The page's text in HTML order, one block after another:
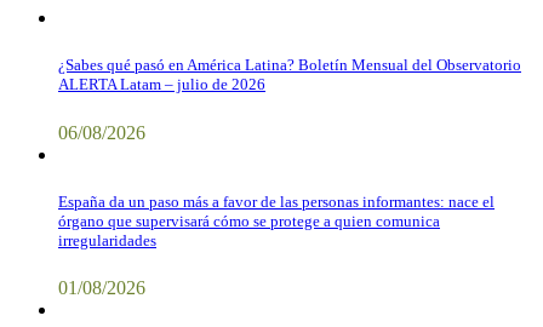
¿Sabes qué pasó en América Latina? Boletín Mensual del Observatorio
ALERTA Latam – julio de 2026
06/08/2026
España da un paso más a favor de las personas informantes: nace el
órgano que supervisará cómo se protege a quien comunica
irregularidades
01/08/2026